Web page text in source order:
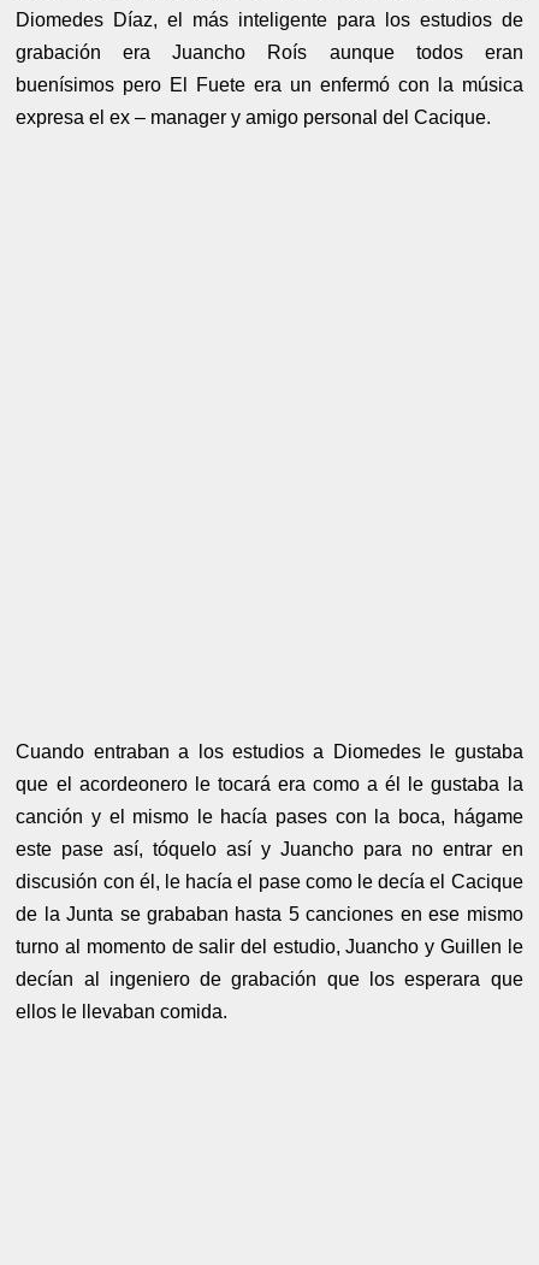
Diomedes Díaz, el más inteligente para los estudios de
grabación era Juancho Roís aunque todos eran
buenísimos pero El Fuete era un enfermó con la música
expresa el ex – manager y amigo personal del Cacique.
Cuando entraban a los estudios a Diomedes le gustaba
que el acordeonero le tocará era como a él le gustaba la
canción y el mismo le hacía pases con la boca, hágame
este pase así, tóquelo así y Juancho para no entrar en
discusión con él, le hacía el pase como le decía el Cacique
de la Junta se grababan hasta 5 canciones en ese mismo
turno al momento de salir del estudio, Juancho y Guillen le
decían al ingeniero de grabación que los esperara que
ellos le llevaban comida.